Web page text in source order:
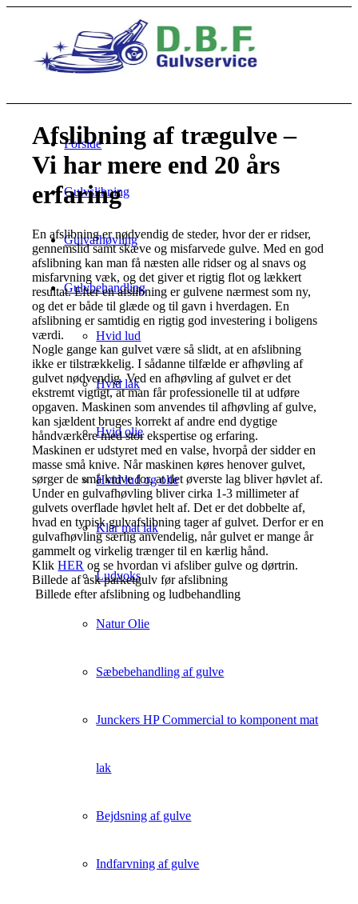
Forside
Gulvslibning
Gulvafhøvling
Gulvbehandling
Hvid lud
Hvid lak
Hvid olie
Hvid lud og olie
Klar mat lak
Ludvoks
Natur Olie
Sæbebehandling af gulve
Junckers HP Commercial to komponent mat
lak
Bejdsning af gulve
Indfarvning af gulve
Afslibning af trægulve –
Vi har mere end 20 års
erfaring
En afslibning er nødvendig de steder, hvor der er ridser,
gennemslid samt skæve og misfarvede gulve. Med en god
afslibning kan man få næsten alle ridser og al snavs og
misfarvning væk, og det giver et rigtig flot og lækkert
resultat. Efter en afslibning er gulvene nærmest som ny,
og det er både til glæde og til gavn i hverdagen. En
afslibning er samtidig en rigtig god investering i boligens
værdi.
Nogle gange kan gulvet være så slidt, at en afslibning
ikke er tilstrækkelig. I sådanne tilfælde er afhøvling af
gulvet nødvendig. Ved en afhøvling af gulvet er det
ekstremt vigtigt, at man får professionelle til at udføre
opgaven. Maskinen som anvendes til afhøvling af gulve,
kan sjældent bruges korrekt af andre end dygtige
håndværkere med stor ekspertise og erfaring.
Maskinen er udstyret med en valse, hvorpå der sidder en
masse små knive. Når maskinen køres henover gulvet,
sørger de små knive for, at det øverste lag bliver høvlet af.
Under en gulvafhøvling bliver cirka 1-3 millimeter af
gulvets overflade høvlet helt af. Det er det dobbelte af,
hvad en typisk gulvafslibning tager af gulvet. Derfor er en
gulvafhøvling særlig anvendelig, når gulvet er mange år
gammelt og virkelig trænger til en kærlig hånd.
KlikHER og se hvordan vi afsliber gulve og dørtrin.
Billede af ask parketgulv før afslibning
Billede efter afslibning og ludbehandling